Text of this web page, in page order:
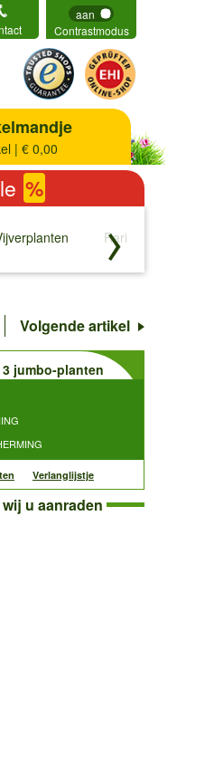
aan
Contrastmodus
| € 0,00
%
Rariteiten
↓
Volgende artikel
3 jumbo-planten
Verlanglijstje
u aanraden